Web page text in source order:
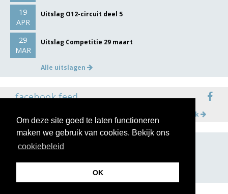
Om deze site goed te laten functioneren
maken we gebruik van cookies. Bekijk ons
cookiebeleid
OK
19
APR
Uitslag O12-circuit deel 5
29
MAR
Uitslag Competitie 29 maart
Alle uitslagen
facebook feed
Meer op facebook
volg ons op